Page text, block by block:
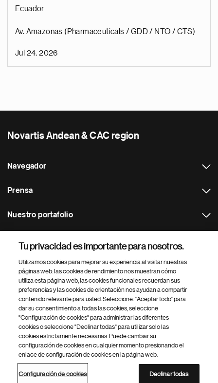
Ecuador
Av. Amazonas (Pharmaceuticals / GDD / NTO / CTS)
Jul 24, 2026
Novartis Andean & CAC region
Navegador
Prensa
Nuestro portafolio
Footer Site Search
inferior
del
© 2026 Novartis AG
Política de privacidad Términos de uso
Accesibilidad
Configuración de cookies
Mapa del sitio
Tu privacidad es importante para nosotros.
Utilizamos cookies para mejorar su experiencia al visitar nuestras
páginas web: las cookies de rendimiento nos muestran cómo
utiliza esta página web, las cookies funcionales recuerdan sus
preferencias y las cookies de orientación nos ayudan a compartir
contenido relevante para usted. Seleccione: "Aceptar todo" para
dar su consentimiento a todas las cookies, seleccione
"Configuración de cookies" para administrar las diferentes
cookies o seleccione "Declinar todas" para utilizar solo las
cookies estrictamente necesarias. Puede cambiar su
configuración de cookies en cualquier momento presionando el
enlace de configuración de cookies en la página web.
Configuración de cookies Declinar todas